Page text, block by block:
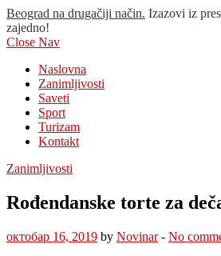
Beograd na drugačiji način. Izazovi iz
zajedno!
Close Nav
Naslovna
Zanimljivosti
Saveti
Sport
Turizam
Kontakt
Zanimljivosti
Rođendanske torte za
октобар 16, 2019 by Novinar- No